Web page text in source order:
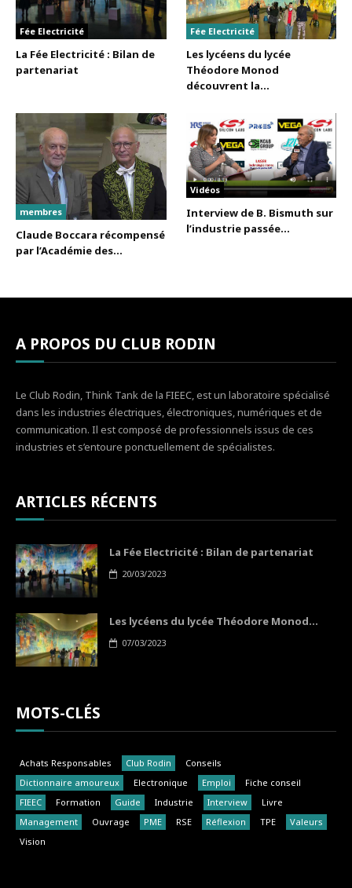
Fée Electricité
La Fée Electricité : Bilan de
partenariat
Fée Electricité
Les lycéens du lycée
Théodore Monod
découvrent la...
membres
Claude Boccara récompensé
par l’Académie des...
Vidéos
Interview de B. Bismuth sur
l’industrie passée...
A PROPOS DU CLUB RODIN
Le Club Rodin, Think Tank de la FIEEC, est un laboratoire spécialisé
dans les industries électriques, électroniques, numériques et de
communication. Il est composé de professionnels issus de ces
industries et s’entoure ponctuellement de spécialistes.
ARTICLES RÉCENTS
La Fée Electricité : Bilan de partenariat
20/03/2023
Les lycéens du lycée Théodore Monod...
07/03/2023
MOTS-CLÉS
Achats Responsables Club Rodin
Conseils
Dictionnaire amoureux
Electronique Emploi
Fiche conseil
FIEEC
Formation Guide Industrie Interview
Livre
Management
Ouvrage PME RSE Réflexion TPE
Valeurs
Vision